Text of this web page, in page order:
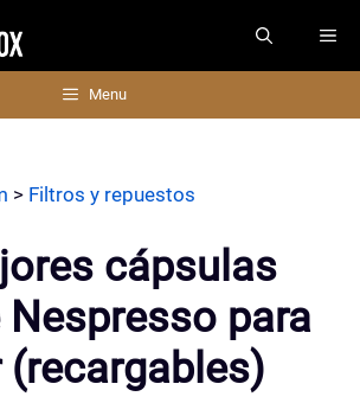
Menu
> Filtros y repuestos
cápsulas
para
(recargables)